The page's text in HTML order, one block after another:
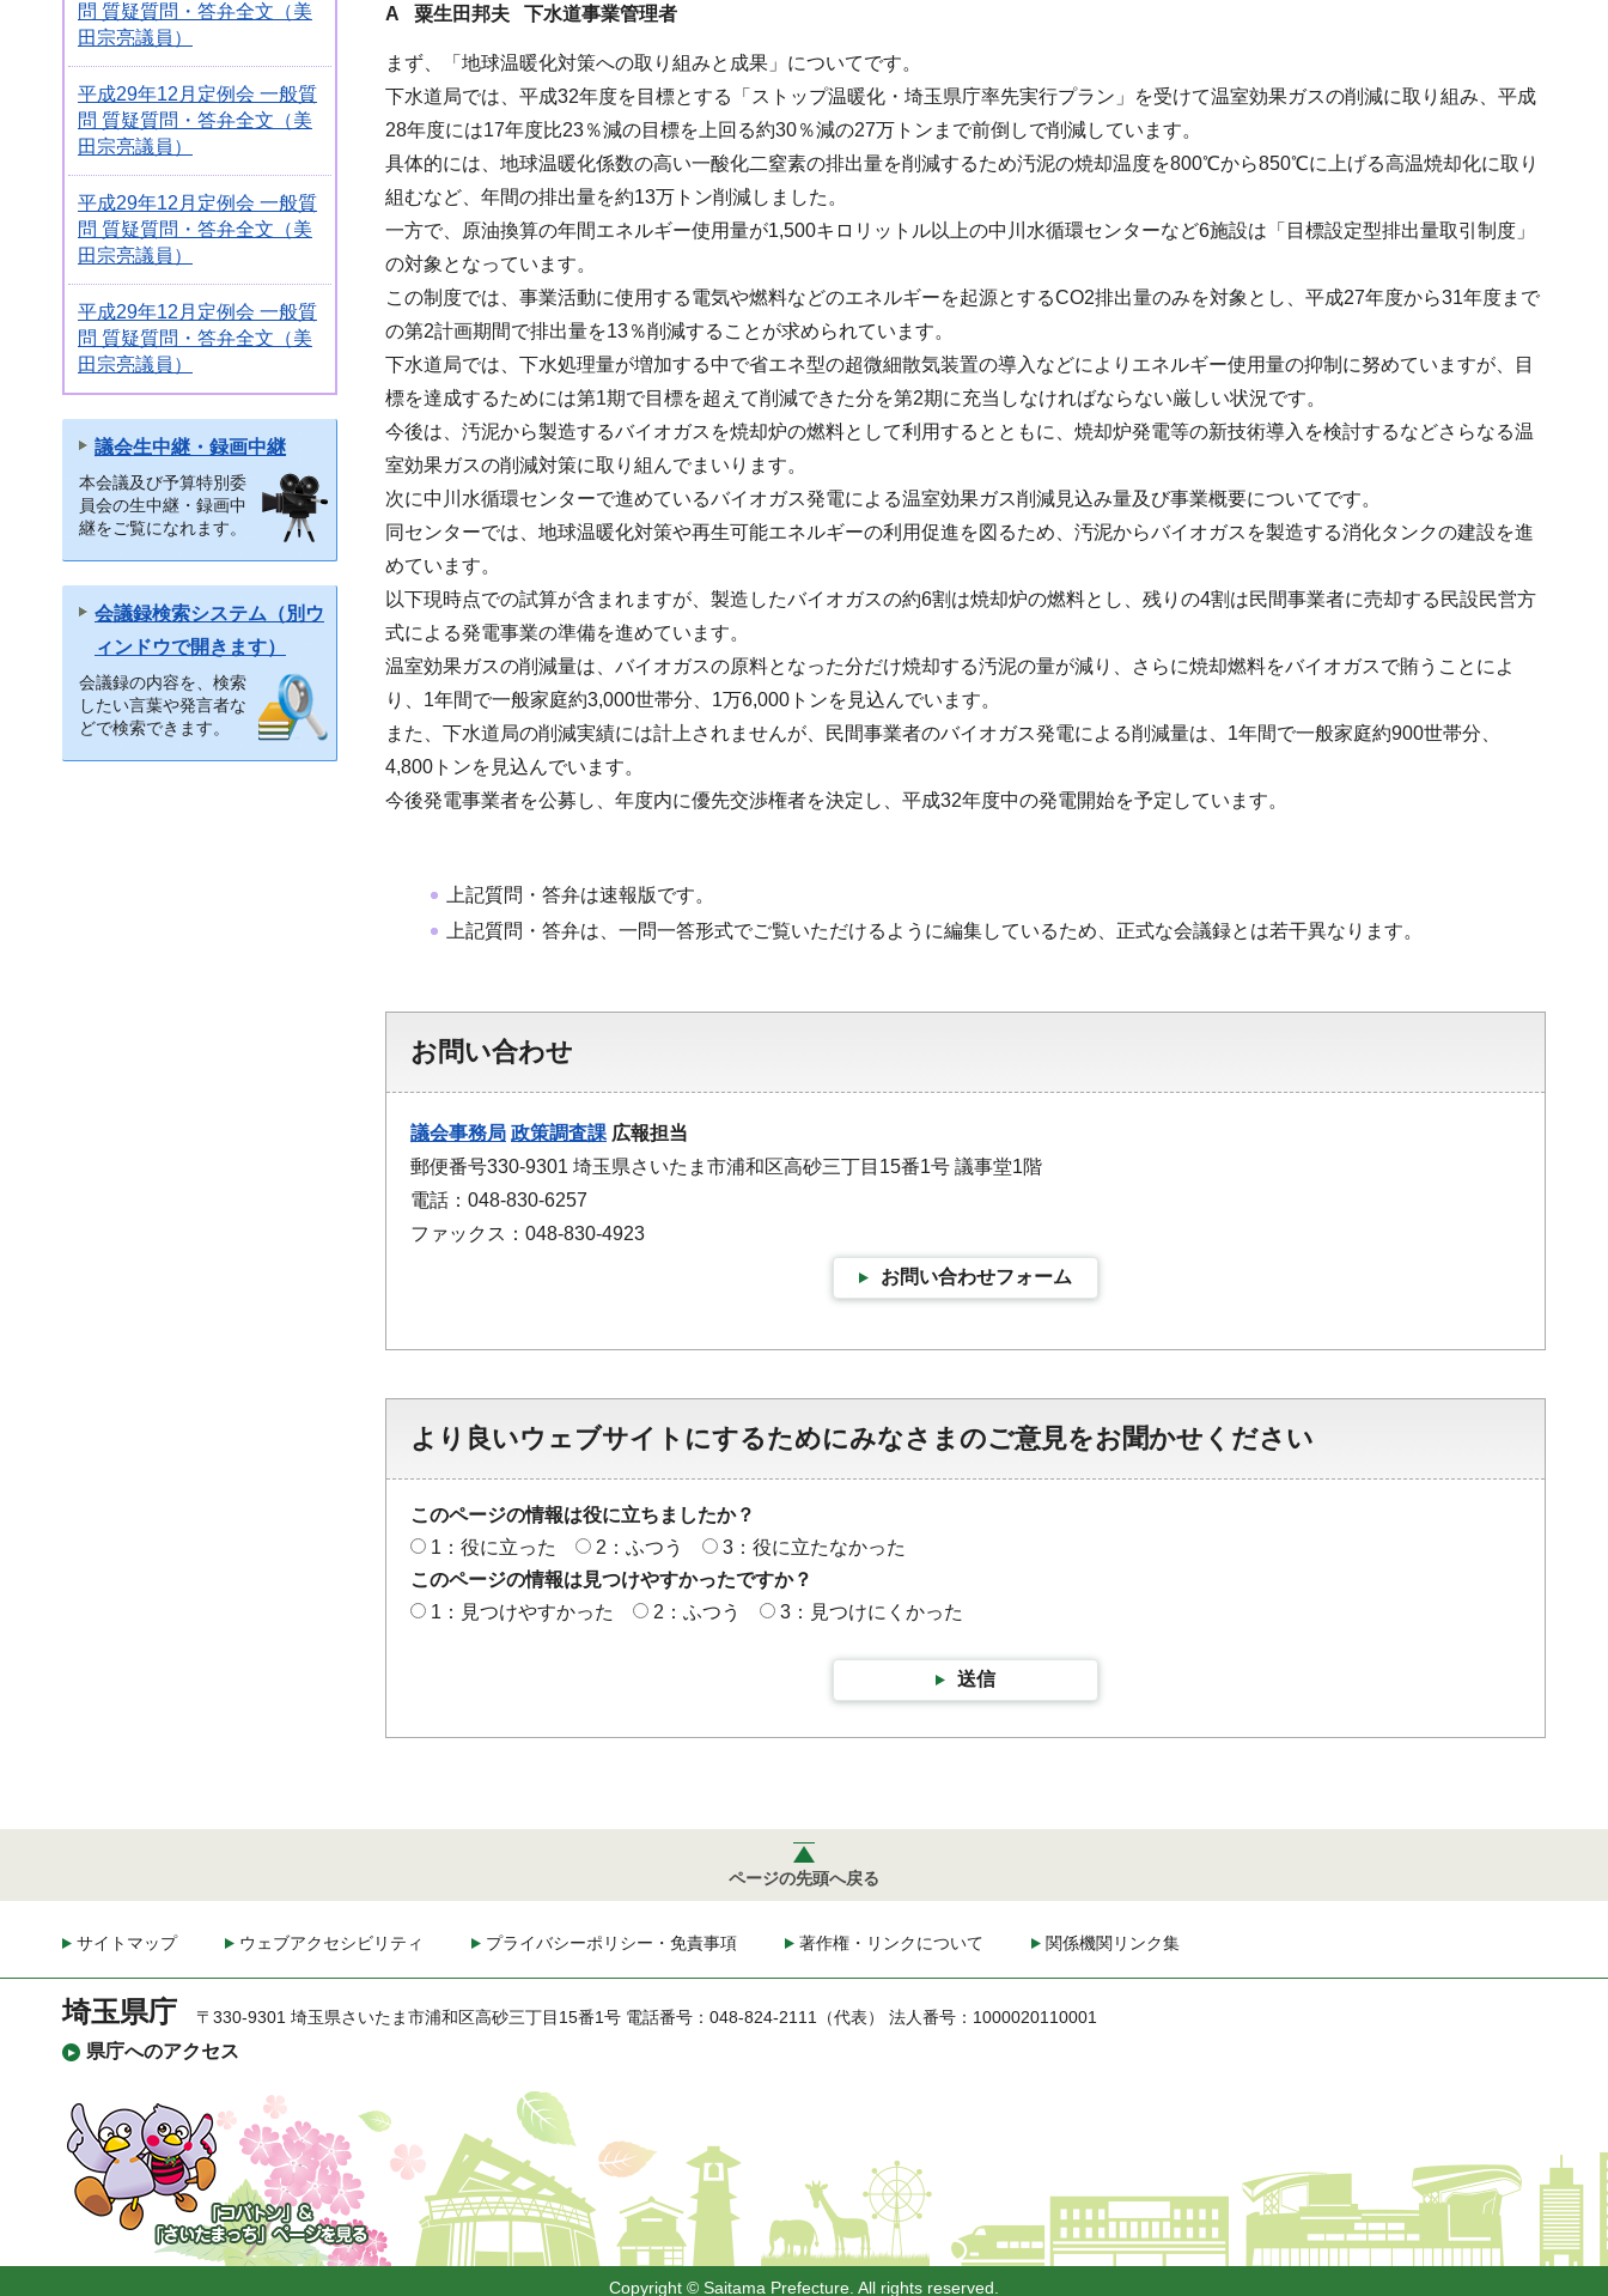
問 質疑質問・答弁全文（美
田宗亮議員）
平成29年12月定例会 一般質
問 質疑質問・答弁全文（美
田宗亮議員）
平成29年12月定例会 一般質
問 質疑質問・答弁全文（美
田宗亮議員）
平成29年12月定例会 一般質
問 質疑質問・答弁全文（美
田宗亮議員）
議会生中継・録画中継
本会議及び予算特別委
員会の生中継・録画中
継をご覧になれます。
会議録検索システム（別ウ
ィンドウで開きます）
会議録の内容を、検索
したい言葉や発言者な
どで検索できます。
A 粟生田邦夫 下水道事業管理者
まず、「地球温暖化対策への取り組みと成果」についてです。
下水道局では、平成32年度を目標とする「ストップ温暖化・埼玉県庁率先実行プラン」を受けて温室効果ガスの削減に取り組み、平成
28年度には17年度比23％減の目標を上回る約30％減の27万トンまで前倒しで削減しています。
具体的には、地球温暖化係数の高い一酸化二窒素の排出量を削減するため汚泥の焼却温度を800℃から850℃に上げる高温焼却化に取り
組むなど、年間の排出量を約13万トン削減しました。
一方で、原油換算の年間エネルギー使用量が1,500キロリットル以上の中川水循環センターなど6施設は「目標設定型排出量取引制度」
の対象となっています。
この制度では、事業活動に使用する電気や燃料などのエネルギーを起源とするCO2排出量のみを対象とし、平成27年度から31年度まで
の第2計画期間で排出量を13％削減することが求められています。
下水道局では、下水処理量が増加する中で省エネ型の超微細散気装置の導入などによりエネルギー使用量の抑制に努めていますが、目
標を達成するためには第1期で目標を超えて削減できた分を第2期に充当しなければならない厳しい状況です。
今後は、汚泥から製造するバイオガスを焼却炉の燃料として利用するとともに、焼却炉発電等の新技術導入を検討するなどさらなる温
室効果ガスの削減対策に取り組んでまいります。
次に中川水循環センターで進めているバイオガス発電による温室効果ガス削減見込み量及び事業概要についてです。
同センターでは、地球温暖化対策や再生可能エネルギーの利用促進を図るため、汚泥からバイオガスを製造する消化タンクの建設を進
めています。
以下現時点での試算が含まれますが、製造したバイオガスの約6割は焼却炉の燃料とし、残りの4割は民間事業者に売却する民設民営方
式による発電事業の準備を進めています。
温室効果ガスの削減量は、バイオガスの原料となった分だけ焼却する汚泥の量が減り、さらに焼却燃料をバイオガスで賄うことによ
り、1年間で一般家庭約3,000世帯分、1万6,000トンを見込んでいます。
また、下水道局の削減実績には計上されませんが、民間事業者のバイオガス発電による削減量は、1年間で一般家庭約900世帯分、
4,800トンを見込んでいます。
今後発電事業者を公募し、年度内に優先交渉権者を決定し、平成32年度中の発電開始を予定しています。
上記質問・答弁は速報版です。
上記質問・答弁は、一問一答形式でご覧いただけるように編集しているため、正式な会議録とは若干異なります。
お問い合わせ
議会事務局 政策調査課 広報担当
郵便番号330-9301 埼玉県さいたま市浦和区高砂三丁目15番1号 議事堂1階
電話：048-830-6257
ファックス：048-830-4923
お問い合わせフォーム
より良いウェブサイトにするためにみなさまのご意見をお聞かせください
このページの情報は役に立ちましたか？
1：役に立った
2：ふつう
3：役に立たなかった
このページの情報は見つけやすかったですか？
1：見つけやすかった
2：ふつう 3：見つけにくかった
送信
ページの先頭へ戻る
サイトマップ ウェブアクセシビリティ プライバシーポリシー・免責事項 著作権・リンクについて 関係機関リンク集
埼玉県庁
県庁へのアクセス
〒330-9301 埼玉県さいたま市浦和区高砂三丁目15番1号 電話番号：048-824-2111（代表） 法人番号：1000020110001
「コバトン」&「さいた
まっち」
Copyright © Saitama Prefecture. All rights reserved.